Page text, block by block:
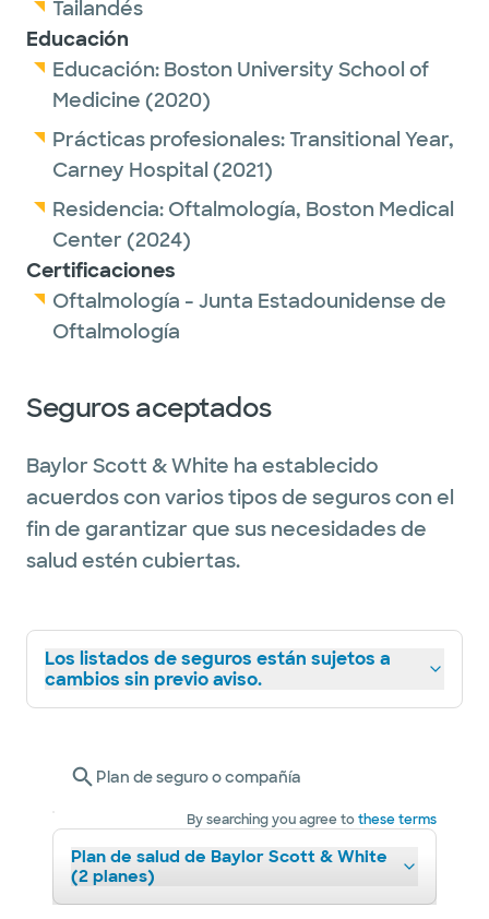
medical, laser, and surgical treatments to
manage a wide range of ocular conditions.
She specializes in cataract surgery, helping
personalized care.
Outside of work, she enjoys baking,
exploring national parks, and spending time
with family and friends.
Tailandés
Educación
Educación: Boston University School of
Medicine (2020)
Prácticas profesionales:Transitional Year,
Carney Hospital (2021)
Residencia: Oftalmología, Boston Medical
Center (2024)
Certificaciones
Oftalmología - Junta Estadounidense de
Oftalmología
Seguros aceptados
Baylor Scott & White ha establecido
acuerdos con varios tipos de seguros con el
fin de garantizar que sus necesidades de
salud estén cubiertas.
Los listados de seguros están sujetos a
cambios sin previo aviso.
Plan de seguro o compañía
By searching you agree tothese terms
Plan de salud de Baylor Scott & White
(2 planes)